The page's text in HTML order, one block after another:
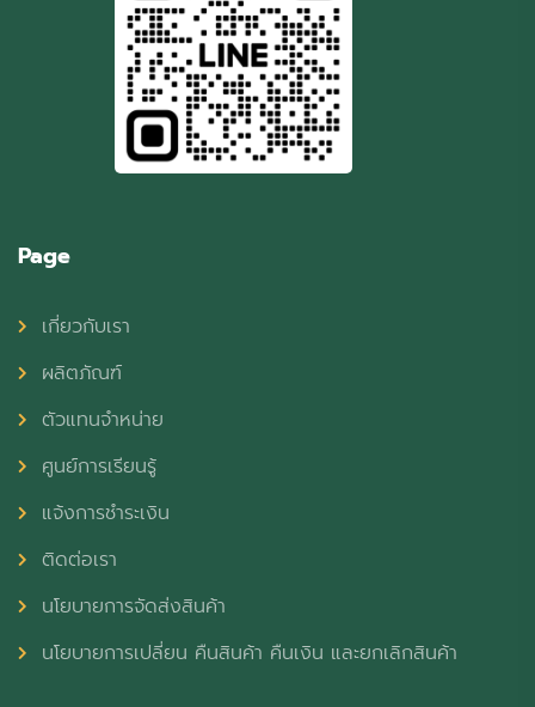
Page
เกี่ยวกับเรา
ผลิตภัณฑ์
ตัวแทนจำหน่าย
ศูนย์การเรียนรู้
แจ้งการชำระเงิน
ติดต่อเรา
นโยบายการจัดส่งสินค้า
นโยบายการเปลี่ยน คืนสินค้า คืนเงิน และยกเลิกสินค้า